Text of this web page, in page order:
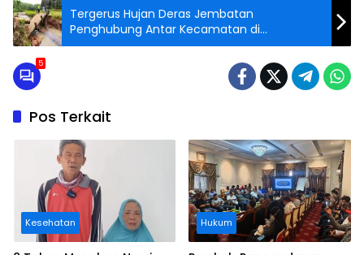
Tergerus Hujan Deras Jembatan
Penghubung Antar Kecamatan di
Pangandaran Ambruk Aktivitas
5
Pos Terkait
Kesehatan Hukum